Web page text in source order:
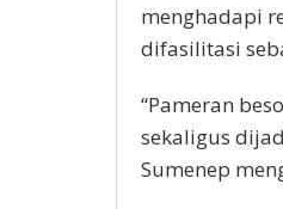
menghadapi
difasilitasi
“Pameran
sekaligus
Sumenep